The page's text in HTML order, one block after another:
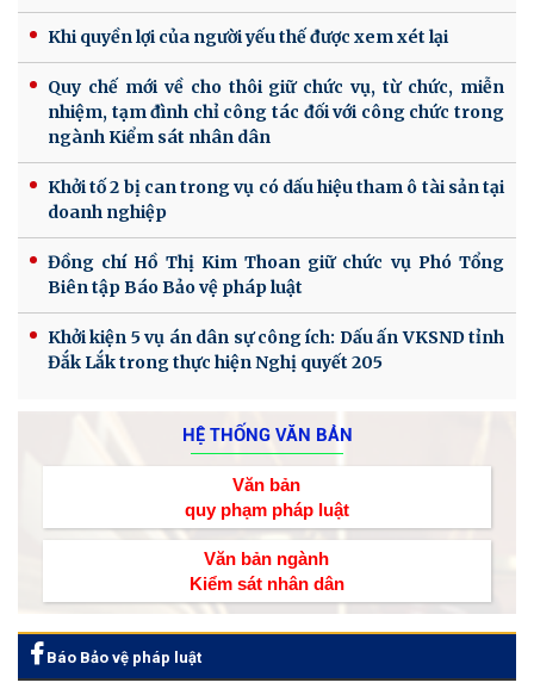
Khi quyền lợi của người yếu thế được xem xét lại
Quy chế mới về cho thôi giữ chức vụ, từ chức, miễn
nhiệm, tạm đình chỉ công tác đối với công chức trong
ngành Kiểm sát nhân dân
Khởi tố 2 bị can trong vụ có dấu hiệu tham ô tài sản tại
doanh nghiệp
Đồng chí Hồ Thị Kim Thoan giữ chức vụ Phó Tổng
Biên tập Báo Bảo vệ pháp luật
Khởi kiện 5 vụ án dân sự công ích: Dấu ấn VKSND tỉnh
Đắk Lắk trong thực hiện Nghị quyết 205
HỆ THỐNG VĂN BẢN
Văn bản
quy phạm pháp luật
Văn bản ngành
Kiểm sát nhân dân
Báo Bảo vệ pháp luật